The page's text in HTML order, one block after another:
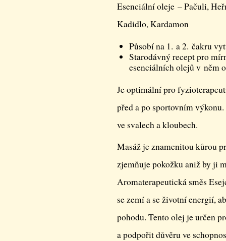
Esenciální oleje – Pačuli,
Kadidlo, Kardamon
Působí na 1. a 2. čakru
Starodávný recept pro
esenciálních olejů v něm
Je optimální pro
před a po sportovním
ve svalech a kloubech.
Masáž je znamenitou kůrou
zjemňuje pokožku aniž by ji
Aromaterapeutická směs
se zemí a se životní energií,
pohodu. Tento olej je určen
a podpořit důvěru ve